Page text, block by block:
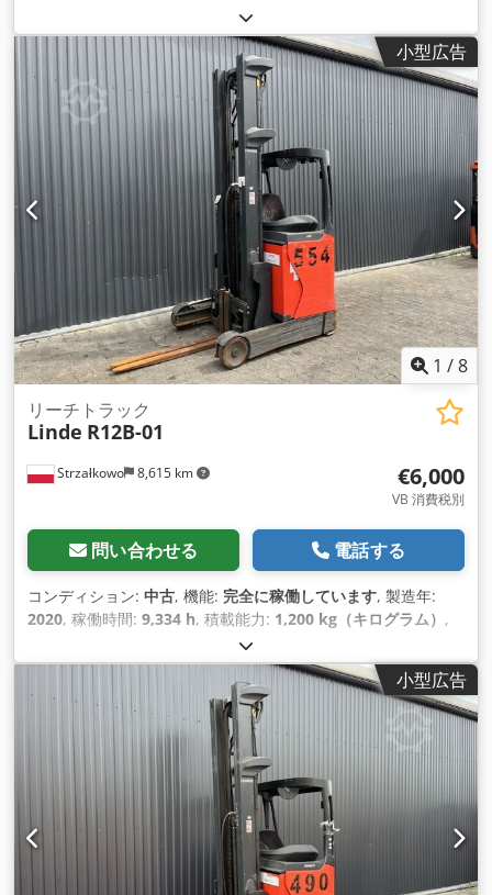
, フリーリフト:2,407 mm
マスト型式:トリプレックス, 建設高:3,074 mm, 駆動方式:
Elektro
小型広告
1 /8
Strzałkowo 8,615 km
リーチトラック
Linde R12B-01
€6,000
VB 消費税別
問い合わせる 電話する
コンディション: 中古, 機能: 完全に稼働しています, 製造年:
2020, 稼働時間: 9,334 h, 積載能力: 1,200 kg（キログラム） ,
, フリーリフト:2,161 mm
マスト型式:トリプレックス, 建設高:3,144 mm, 駆動方式:
小型広告